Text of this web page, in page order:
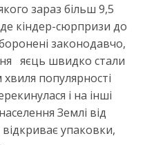
зараз більш 9,5
кіндер-сюрпризи до
законодавчо,
яєць швидко стали
популярності
і на інші
Землі від
упаковки,